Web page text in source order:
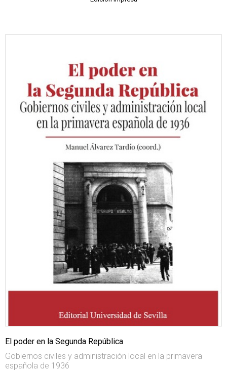
El poder en la Segunda República
Gobiernos civiles y administración local en la primavera
española de 1936